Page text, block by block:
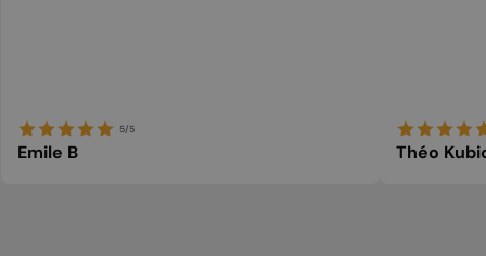
5/5
Emile B Théo